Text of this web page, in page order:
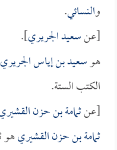
والنسائي.
[عنسعيد الجريري].
هوسعيد بن إياس الجريري
الكتب الستة.
[عنثمامة بن حزن
ثمامة بن حزن القشيريهو